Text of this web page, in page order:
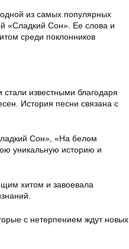
из самых популярных
«Сладкий Сон». Ее слова и
среди поклонников
известными благодаря
История песни связана с
Сон», «На белом
уникальную историю и
хитом и завоевала
с нетерпением ждут новых